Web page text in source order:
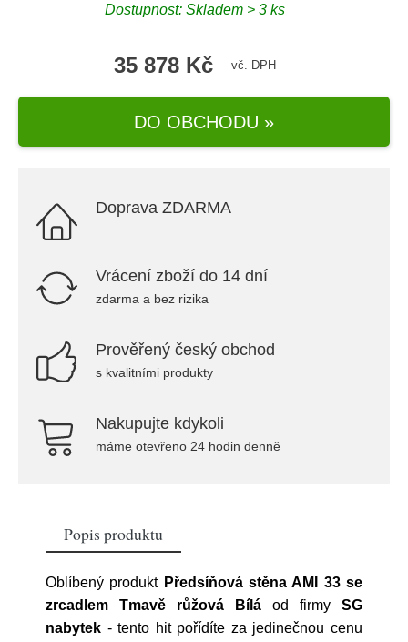
Dostupnost: Skladem > 3 ks
35 878 Kč vč. DPH
DO OBCHODU »
Doprava ZDARMA
Vrácení zboží do 14 dní
zdarma a bez rizika
Prověřený český obchod
s kvalitními produkty
Nakupujte kdykoli
máme otevřeno 24 hodin denně
Popis produktu
Oblíbený produkt Předsíňová stěna AMI 33 se
zrcadlem Tmavě růžová Bílá od firmy SG
nabytek - tento hit pořídíte za jedinečnou cenu